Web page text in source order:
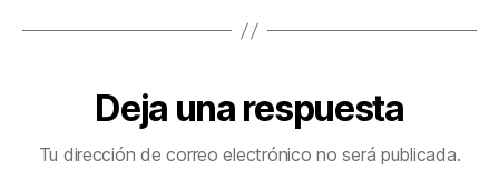
Deja una respuesta
Tu dirección de correo electrónico no será publicada.